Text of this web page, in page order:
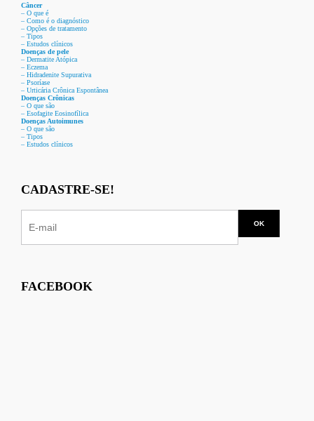
Câncer
– O que é
– Como é o diagnóstico
– Opções de tratamento
– Tipos
– Estudos clínicos
Doenças de pele
– Dermatite Atópica
– Eczema
– Hidradenite Supurativa
– Psoríase
– Urticária Crônica Espontânea
Doenças Crônicas
– O que são
– Esofagite Eosinofílica
Doenças Autoimunes
– O que são
– Tipos
– Estudos clínicos
CADASTRE-SE!
FACEBOOK